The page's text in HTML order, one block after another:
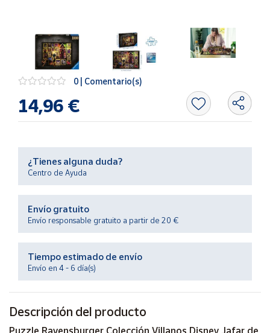
Market
Productos
Solidarios
Centro
de ayuda
Vendedores
Mapa de
vendedores
Hazte
vendedor
Área
0 | Comentario(s)
14,96 €
¿Tienes alguna duda?
Centro de Ayuda
Envío gratuito
Envío responsable gratuito a partir de 20 €
Tiempo estimado de envío
Envío en 4 - 6 día(s)
Descripción del producto